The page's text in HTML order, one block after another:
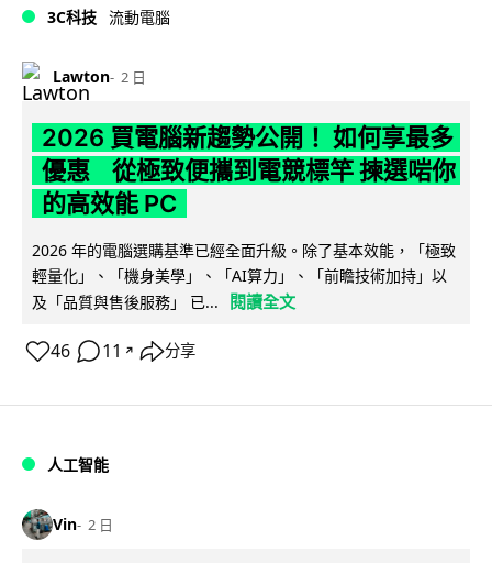
3C科技 流動電腦
Lawton 2 日
2026 買電腦新趨勢公開！ 如何享最多
優惠 從極致便攜到電競標竿 揀選啱你
的高效能 PC
2026 年的電腦選購基準已經全面升級。除了基本效能，「極致
輕量化」、「機身美學」、「AI算力」、「前瞻技術加持」以
及「品質與售後服務」 已...
閱讀全文
46 11 ↗ 分享
人工智能
Vin 2 日